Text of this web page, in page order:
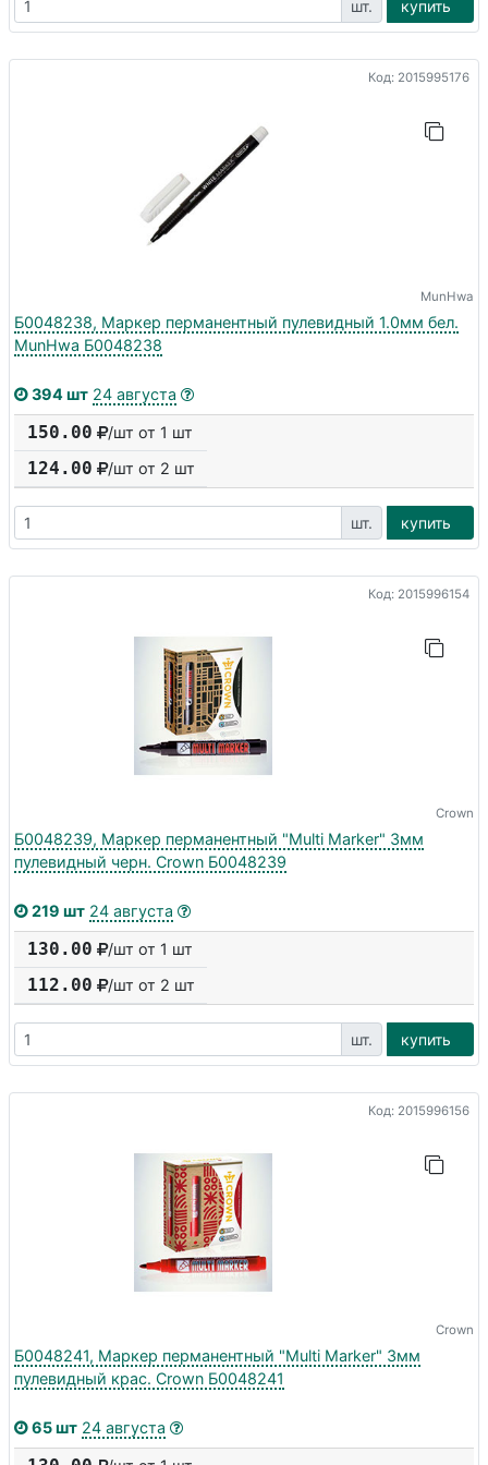
шт. купить
Код: 2015995176
MunHwa
Б0048238, Маркер перманентный пулевидный 1.0мм бел.
MunHwa Б0048238
394 шт 24 августа
150.00 /шт от 1 шт
124.00 /шт от 2 шт
шт. купить
Код: 2015996154
Crown
Б0048239, Маркер перманентный "Multi Marker" 3мм
пулевидный черн. Crown Б0048239
219 шт 24 августа
130.00 /шт от 1 шт
112.00 /шт от 2 шт
шт. купить
Код: 2015996156
Crown
Б0048241, Маркер перманентный "Multi Marker" 3мм
пулевидный крас. Crown Б0048241
65 шт 24 августа